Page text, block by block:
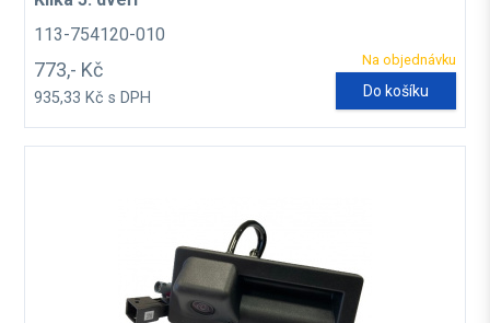
113-754120-010
Na objednávku
773,- Kč
935,33 Kč s DPH Do košíku